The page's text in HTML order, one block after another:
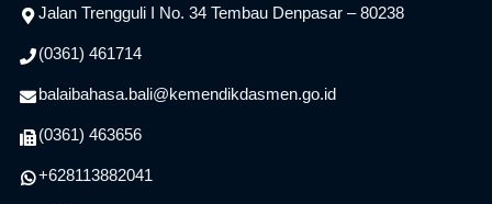
Jalan Trengguli I No. 34 Tembau Denpasar – 80238
(0361) 461714
balaibahasa.bali@kemendikdasmen.go.id
(0361) 463656
+628113882041